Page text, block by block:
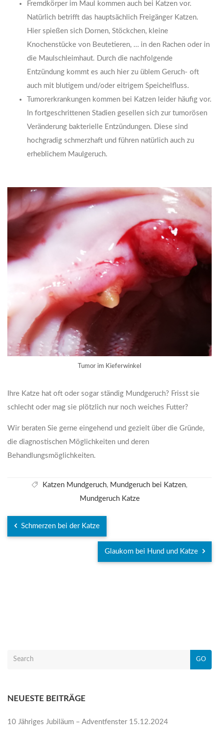
Fremdkörper im Maul kommen auch bei Katzen vor.
Natürlich betrifft das hauptsächlich Freigänger Katzen.
Hier spießen sich Dornen, Stöckchen, kleine
Knochenstücke von Beutetieren, … in den Rachen oder in
die Maulschleimhaut. Durch die nachfolgende
Entzündung kommt es auch hier zu üblem Geruch- oft
auch mit blutigem und/oder eitrigem Speichelfluss.
Tumorerkrankungen kommen bei Katzen leider häufig vor.
In fortgeschrittenen Stadien gesellen sich zur tumorösen
Veränderung bakterielle Entzündungen. Diese sind
hochgradig schmerzhaft und führen natürlich auch zu
erheblichem Maulgeruch.
Tumor im Kieferwinkel
Ihre Katze hat oft oder sogar ständig Mundgeruch? Frisst sie
schlecht oder mag sie plötzlich nur noch weiches Futter?
Wir beraten Sie gerne eingehend und gezielt über die Gründe,
die diagnostischen Möglichkeiten und deren
Behandlungsmöglichkeiten.
Katzen Mundgeruch, Mundgeruch bei Katzen,
Mundgeruch Katze
Schmerzen bei der Katze
Glaukom bei Hund und Katze
GO
NEUESTE BEITRÄGE
10 Jähriges Jubiläum – Adventfenster 15.12.2024